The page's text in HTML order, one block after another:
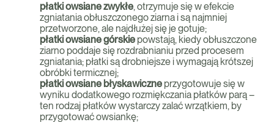
płatki owsiane zwykłe, otrzymuje się w efekcie
zgniatania obłuszczonego ziarna i są najmniej
przetworzone, ale najdłużej się je gotuje;
płatki owsiane górskie powstają, kiedy obłuszczone
ziarno poddaje się rozdrabnianiu przed procesem
zgniatania; płatki są drobniejsze i wymagają krótszej
obróbki termicznej;
płatki owsiane błyskawiczne przygotowuje się w
wyniku dodatkowego rozmiękczania płatków parą –
ten rodzaj płatków wystarczy zalać wrzątkiem, by
przygotować owsiankę;